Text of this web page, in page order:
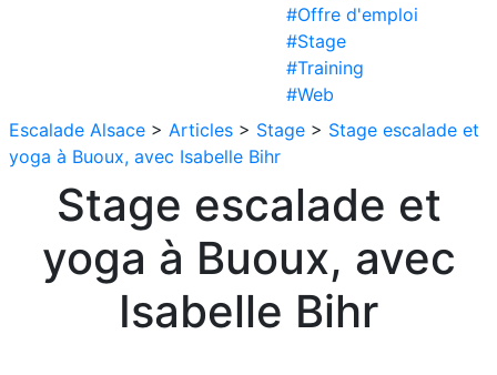
#Offre d'emploi
#Stage
#Training
#Web
Escalade Alsace > Articles > Stage > Stage escalade et
yoga à Buoux, avec Isabelle Bihr
Stage escalade et
yoga à Buoux, avec
Isabelle Bihr